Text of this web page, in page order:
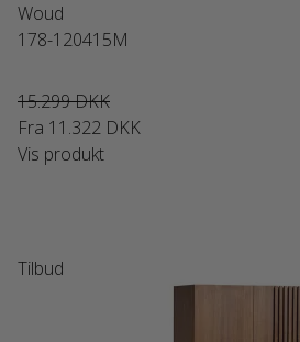
Woud
178-120415M
15.299 DKK
Fra 11.322 DKK
Vis produkt
Tilbud